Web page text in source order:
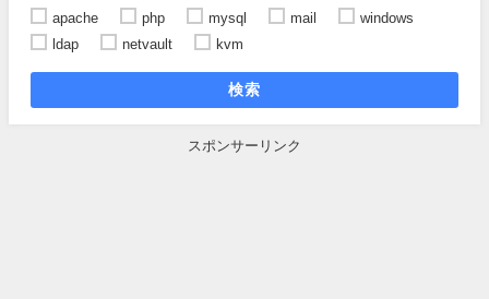
apache
php mysql mail
windows
ldap
netvault kvm
検索
スポンサーリンク